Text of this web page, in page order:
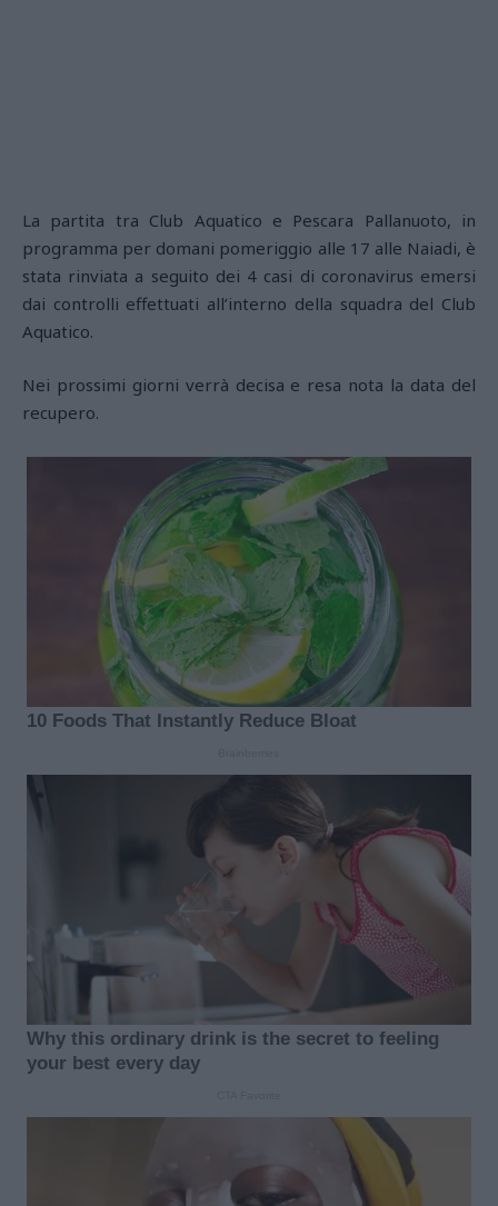
La partita tra Club Aquatico e Pescara Pallanuoto, in
programma per domani pomeriggio alle 17 alle Naiadi, è
stata rinviata a seguito dei 4 casi di coronavirus emersi
dai controlli effettuati all’interno della squadra del Club
Aquatico.
Nei prossimi giorni verrà decisa e resa nota la data del
recupero.